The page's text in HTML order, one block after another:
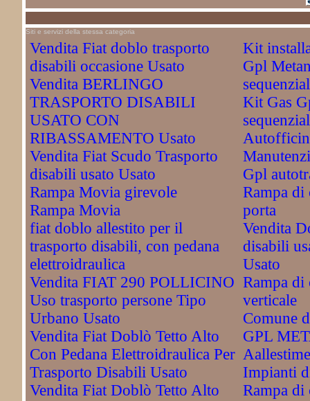
Siti e servizi della stessa categoria
Vendita Fiat doblo trasporto
disabili occasione Usato
Vendita BERLINGO
TRASPORTO DISABILI
USATO CON
RIBASSAMENTO Usato
Vendita Fiat Scudo Trasporto
disabili usato Usato
Rampa Movia girevole
Rampa Movia
fiat doblo allestito per il
trasporto disabili, con pedana
elettroidraulica
Vendita FIAT 290 POLLICINO
Uso trasporto persone Tipo
Urbano Usato
Vendita Fiat Doblò Tetto Alto
Con Pedana Elettroidraulica Per
Trasporto Disabili Usato
Vendita Fiat Doblò Tetto Alto
Kit
Gpl
Kit Gas
Gpl
Rampa di
porta
Vendita
disabili
Usato
Rampa di
verticale
Comune
GPL
Impianti
Rampa di